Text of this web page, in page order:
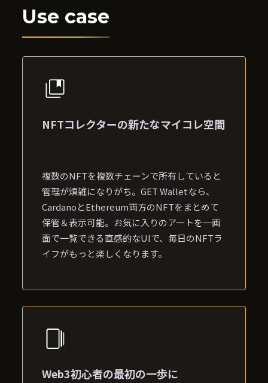
Use case
NFTコレクターの新たなマイコレ空間
複数のNFTを複数チェーンで所有していると
管理が煩雑になりがち。GET Walletなら、
CardanoとEthereum両方のNFTをまとめて
保管＆表示可能。お気に入りのアートを一画
面で一覧できる直感的なUIで、毎日のNFTラ
イフがもっと楽しくなります。
Web3初心者の最初の一歩に